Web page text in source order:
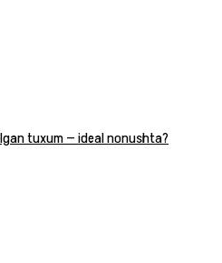
tuxum — ideal nonushta?